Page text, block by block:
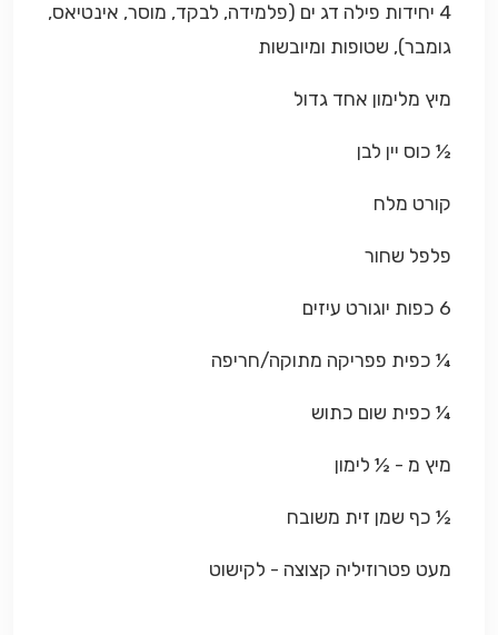
4 יחידות פילה דג ים (פלמידה, לבקד, מוסר, אינטיאס,
גומבר), שטופות ומיובשות
מיץ מלימון אחד גדול
½ כוס יין לבן
קורט מלח
פלפל שחור
6 כפות יוגורט עיזים
¼ כפית פפריקה מתוקה/חריפה
¼ כפית שום כתוש
מיץ מ - ½ לימון
½ כף שמן זית משובח
מעט פטרוזיליה קצוצה - לקישוט